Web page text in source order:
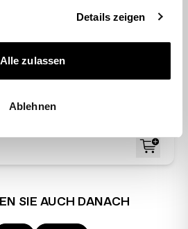
Details zeigen
Alle zulassen
Ablehnen
SIE AUCH DANACH